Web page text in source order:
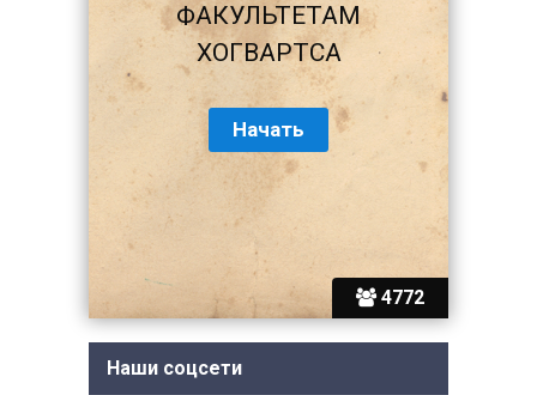
4772
ФАКУЛЬТЕТАМ
ХОГВАРТСА
Наши соцсети